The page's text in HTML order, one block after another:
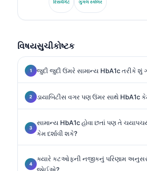
સ્ટાન્ડર્ડાઇઝેશન અને AI-સહાયિત
રિસર્ચગેટ ગુગલ સ્કોલર
વિષયસુચીકોષ્ટક
જુદી જુદી ઉંમરે સામાન્ય HbA1c તરીકે શું
ડાયાબિટીસ વગર પણ ઉંમર સાથે HbA1c
સામાન્ય HbA1c હોવા છતાં પણ તે
કેમ દર્શાવી શકે?
ક્યારે કટઓફની નજીકનું પરિણામ
જોઈએ?